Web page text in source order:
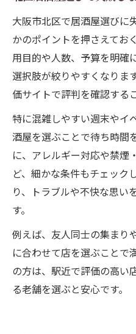
大阪市北区で居酒屋選びに
かのポイントを押さえてお
用目的や人数、予算を明確
選択肢が絞りやすくなりま
価サイトで評判を確認する
特に混雑しやすい週末やイ
酒屋を選ぶことで待ち時間
に、アレルギー対応や禁煙
ど、細かな条件もチェック
り、トラブルや不快な思い
す。
例えば、友人同士の集まり
に合わせて店を選ぶことで
の方は、駅近で評価の高い
る老舗を選ぶと安心です。